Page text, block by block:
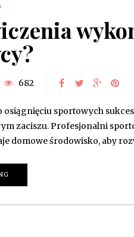
682
osiągnięciu sportowych
zaciszu. Profesjonalni
domowe środowisko, aby